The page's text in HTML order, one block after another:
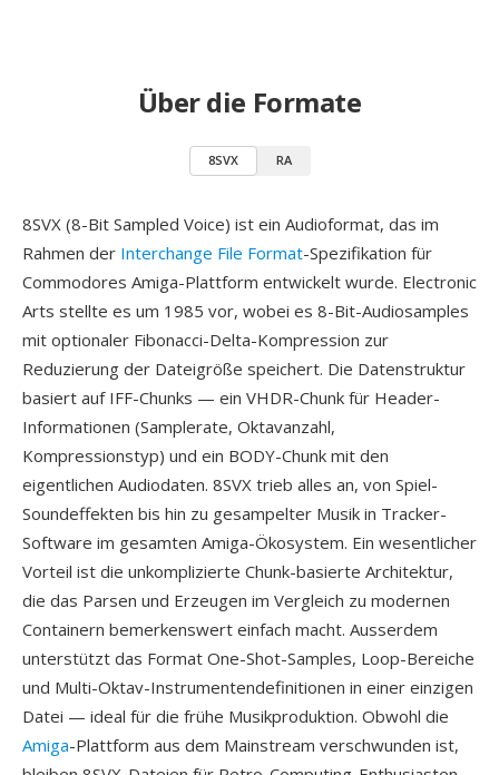
Über die Formate
8SVX RA
8SVX (8-Bit Sampled Voice) ist ein Audioformat, das im
Rahmen der Interchange File Format-Spezifikation für
Commodores Amiga-Plattform entwickelt wurde. Electronic
Arts stellte es um 1985 vor, wobei es 8-Bit-Audiosamples
mit optionaler Fibonacci-Delta-Kompression zur
Reduzierung der Dateigröße speichert. Die Datenstruktur
basiert auf IFF-Chunks — ein VHDR-Chunk für Header-
Informationen (Samplerate, Oktavanzahl,
Kompressionstyp) und ein BODY-Chunk mit den
eigentlichen Audiodaten. 8SVX trieb alles an, von Spiel-
Soundeffekten bis hin zu gesampelter Musik in Tracker-
Software im gesamten Amiga-Ökosystem. Ein wesentlicher
Vorteil ist die unkomplizierte Chunk-basierte Architektur,
die das Parsen und Erzeugen im Vergleich zu modernen
Containern bemerkenswert einfach macht. Ausserdem
unterstützt das Format One-Shot-Samples, Loop-Bereiche
und Multi-Oktav-Instrumentendefinitionen in einer einzigen
Datei — ideal für die frühe Musikproduktion. Obwohl die
Amiga-Plattform aus dem Mainstream verschwunden ist,